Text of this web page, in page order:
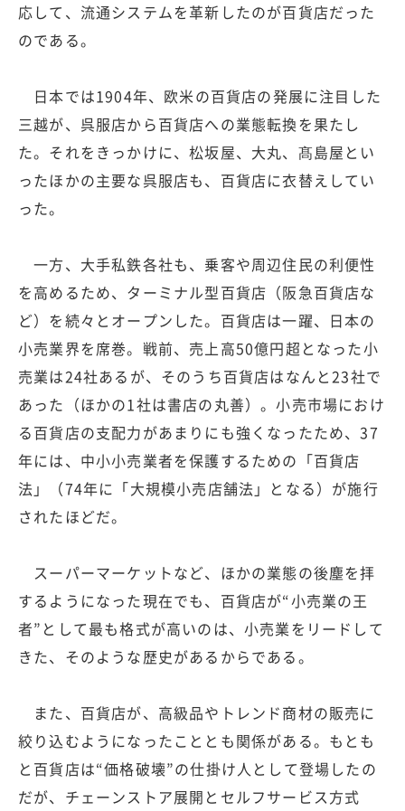
応して、流通システムを革新したのが百貨店だった
のである。
日本では1904年、欧米の百貨店の発展に注目した
三越が、呉服店から百貨店への業態転換を果たし
た。それをきっかけに、松坂屋、大丸、髙島屋とい
ったほかの主要な呉服店も、百貨店に衣替えしてい
った。
一方、大手私鉄各社も、乗客や周辺住民の利便性
を高めるため、ターミナル型百貨店（阪急百貨店な
ど）を続々とオープンした。百貨店は一躍、日本の
小売業界を席巻。戦前、売上高50億円超となった小
売業は24社あるが、そのうち百貨店はなんと23社で
あった（ほかの1社は書店の丸善）。小売市場におけ
る百貨店の支配力があまりにも強くなったため、37
年には、中小小売業者を保護するための「百貨店
法」（74年に「大規模小売店舗法」となる）が施行
されたほどだ。
スーパーマーケットなど、ほかの業態の後塵を拝
するようになった現在でも、百貨店が“小売業の王
者”として最も格式が高いのは、小売業をリードして
きた、そのような歴史があるからである。
また、百貨店が、高級品やトレンド商材の販売に
絞り込むようになったこととも関係がある。もとも
と百貨店は“価格破壊”の仕掛け人として登場したの
だが、チェーンストア展開とセルフサービス方式